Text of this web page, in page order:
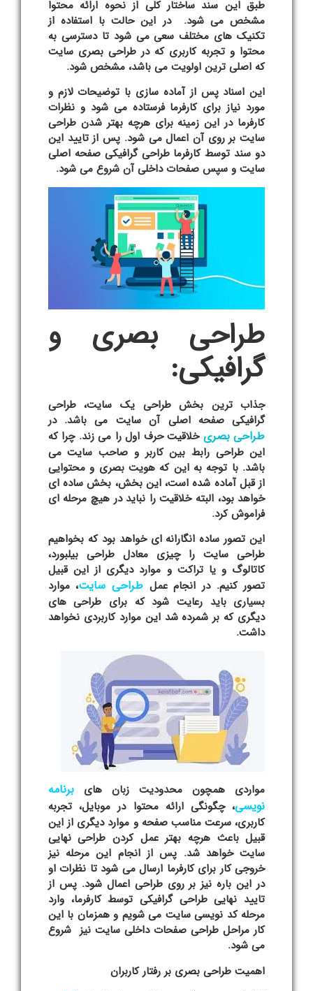
طبق این سند ساختار کلی از نحوه ارائه محتوا
مشخص می شود. در این حالت با استفاده از
تکنیک های مختلف سعی می شود تا دسترسی به
محتوا و تجربه کاربری که درطراحی بصری سایت
که اصلی ترین اولویت می باشد، مشخص شود.
این اسناد پس از آماده سازی با توضیحات لازم و
مورد نیاز برای کارفرما فرستاده می شود و نظرات
کارفرما در این زمینه برای هرچه بهتر شدن طراحی
سایت بر روی آن اعمال می شود. پس از تایید این
دو سند توسط کارفرما طراحی گرافیکی صفحه اصلی
سایت و سپس صفحات داخلی آن شروع می شود.
طراحی بصری و
گرافیکی:
جذاب ترین بخش طراحی یک سایت، طراحی
گرافیکی صفحه اصلی آن سایت می باشد. در
طراحی بصری خلاقیت حرف اول را می زند. چرا که
این طراحی رابط بین کاربر و صاحب سایت می
باشد. با توجه به این که هویت بصری و محتوایی
از قبل آماده شده است، این بخش، بخش ساده ای
خواهد بود، البته خلاقیت را نباید در هیچ مرحله ای
فراموش کرد.
این تصور ساده انگارانه ای خواهد بود که بخواهیم
طراحی سایت را چیزی معادل طراحی بیلبورد،
کاتالوگ و یا تراکت و موارد دیگری از این قبیل
تصور کنیم. در انجام عمل طراحی سایت، موارد
بسیاری باید رعایت شود که برای طراحی های
دیگری که بر شمرده شد این موارد کاربردی نخواهد
داشت.
مواردی همچون محدودیت زبان هایبرنامه
نویسی، چگونگی ارائه محتوا در موبایل، تجربه
کاربری، سرعت مناسب صفحه و موارد دیگری از این
قبیل باعث هرچه بهتر عمل کردن طراحی نهایی
سایت خواهد شد. پس از انجام این مرحله نیز
خروجی کار برای کارفرما ارسال می شود تا نظرات او
در این باره نیز بر روی طراحی اعمال شود. پس از
تایید نهایی طراحی گرافیکی توسط کارفرما، وارد
مرحله کد نویسی سایت می شویم و همزمان با این
کار مراحل طراحی صفحات داخلی سایت نیز شروع
می شود.
اهمیت طراحی بصری بر رفتار کاربران